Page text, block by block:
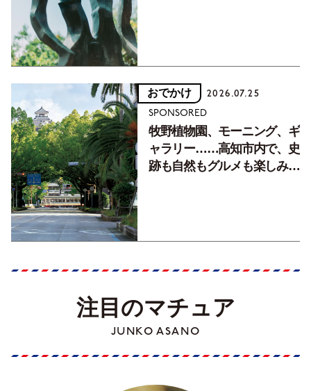
おでかけ 2026.07.25
SPONSORED
牧野植物園、モーニング、ギ
ャラリー……高知市内で、史
跡も自然もグルメも楽しみ尽
注目のマチュア
JUNKO ASANO